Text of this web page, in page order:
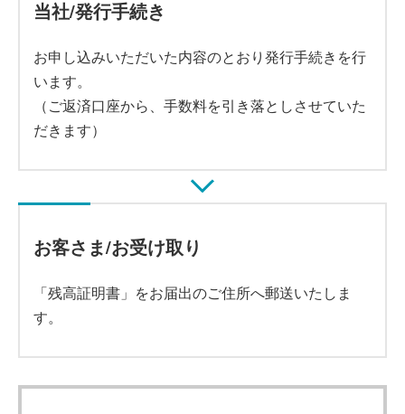
当社/発行手続き
お申し込みいただいた内容のとおり発行手続きを行
います。
（ご返済口座から、手数料を引き落としさせていた
だきます）
お客さま/お受け取り
「残高証明書」をお届出のご住所へ郵送いたしま
す。